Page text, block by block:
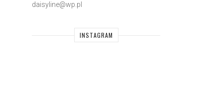
daisyline@wp.pl
INSTAGRAM